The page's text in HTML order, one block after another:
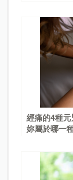
經痛的4種
妳屬於哪一